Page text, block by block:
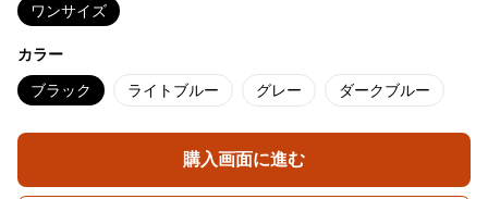
ワンサイズ
カラー
ブラック ライトブルー グレー ダークブルー
購入画面に進む